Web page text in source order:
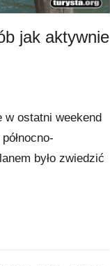
jak aktywnie
w ostatni weekend
było zwiedzić